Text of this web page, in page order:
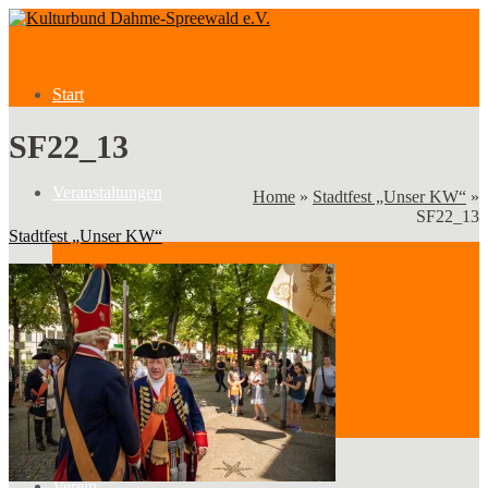
Start
Veranstaltungen
Veranstaltungen
Kategorien
SF22_13
Home » Stadtfest „Unser KW“ »
SF22_13
Stadtfest „Unser KW“